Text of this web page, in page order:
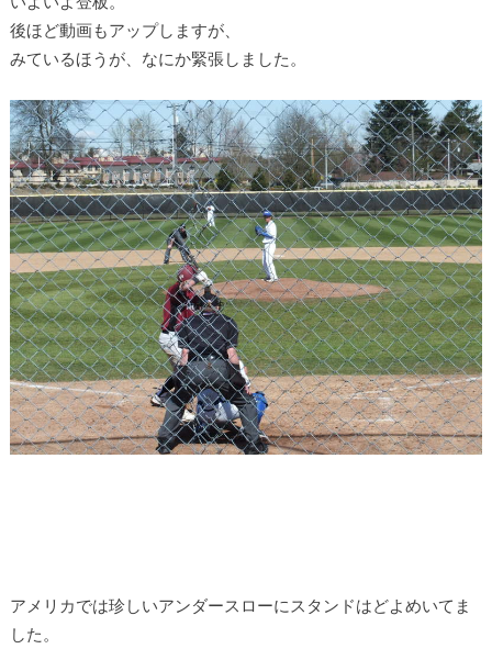
後ほど動画もアップしますが、
みているほうが、なにか緊張しました。
アメリカでは珍しいアンダースローにスタンドはどよめいてま
した。